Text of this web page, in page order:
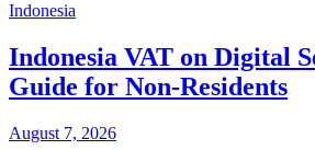
Indonesia
Indonesia VAT on Digital
Guide for Non-Residents
August 7, 2026